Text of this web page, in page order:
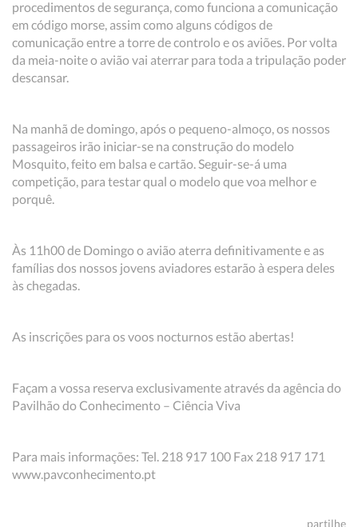
procedimentos de segurança, como funciona a comunicação
em código morse, assim como alguns códigos de
comunicação entre a torre de controlo e os aviões. Por volta
da meia-noite o avião vai aterrar para toda a tripulação poder
descansar.
Na manhã de domingo, após o pequeno-almoço, os nossos
passageiros irão iniciar-se na construção do modelo
Mosquito, feito em balsa e cartão. Seguir-se-á uma
competição, para testar qual o modelo que voa melhor e
porquê.
Às 11h00 de Domingo o avião aterra definitivamente e as
famílias dos nossos jovens aviadores estarão à espera deles
às chegadas.
As inscrições para os voos nocturnos estão abertas!
Façam a vossa reserva exclusivamente através da agência do
Pavilhão do Conhecimento – Ciência Viva
Para mais informações: Tel. 218 917 100 Fax 218 917 171
www.pavconhecimento.pt
partilhe